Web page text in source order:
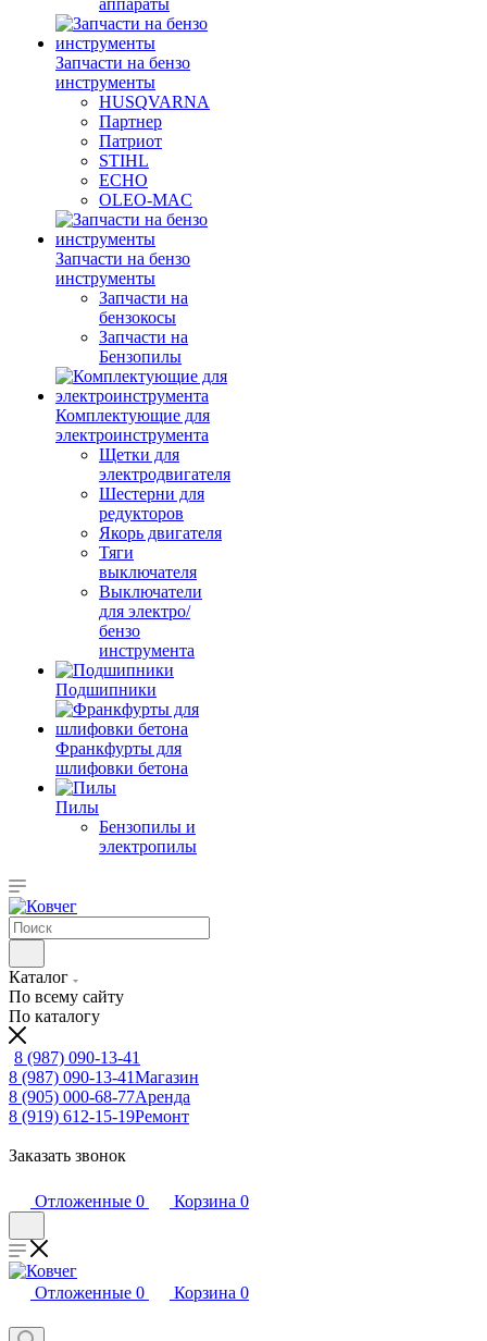
аппараты
Запчасти на бензо
инструменты
HUSQVARNA
Партнер
Патриот
STIHL
ECHO
OLEO-MAC
Запчасти на бензо
инструменты
Запчасти на
бензокосы
Запчасти на
Бензопилы
Комплектующие для
электроинструмента
Щетки для
электродвигателя
Шестерни для
редукторов
Якорь двигателя
Тяги
выключателя
Выключатели
для электро/
бензо
инструмента
Подшипники
Франкфурты для
шлифовки бетона
Пилы
Бензопилы и
электропилы
Каталог
По всему сайту
По каталогу
8 (987) 090-13-41
8 (987) 090-13-41Магазин
8 (905) 000-68-77Аренда
8 (919) 612-15-19Ремонт
Заказать звонок
Отложенные 0 Корзина 0
Отложенные 0 Корзина 0